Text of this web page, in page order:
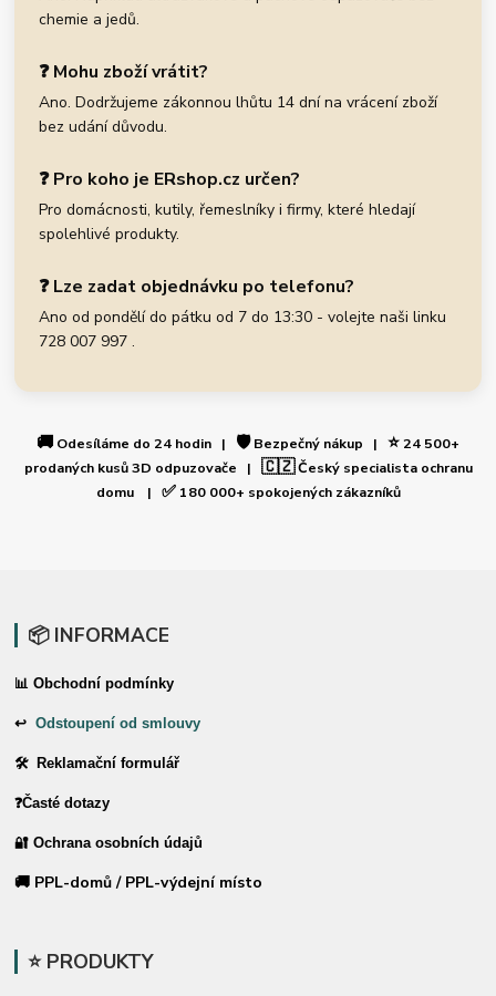
chemie a jedů.
❓ Mohu zboží vrátit?
Ano. Dodržujeme zákonnou lhůtu 14 dní na vrácení zboží
bez udání důvodu.
❓ Pro koho je ERshop.cz určen?
Pro domácnosti, kutily, řemeslníky i firmy, které hledají
spolehlivé produkty.
❓ Lze zadat objednávku po telefonu?
Ano od pondělí do pátku od 7 do 13:30 - volejte naši linku
728 007 997 .
🚚 Odesíláme do 24 hodin | 🛡️Bezpečný nákup | ⭐24 500+
prodaných kusů 3D odpuzovače | 🇨🇿Český specialista ochranu
domu | ✅180 000+ spokojených zákazníků
📦 INFORMACE
📊 Obchodní podmínky
↩Odstoupení od smlouvy
🛠 Reklamační formulář
❓Časté dotazy
🔐 Ochrana osobních údajů
🚚 PPL-domů / PPL-výdejní místo
⭐ PRODUKTY